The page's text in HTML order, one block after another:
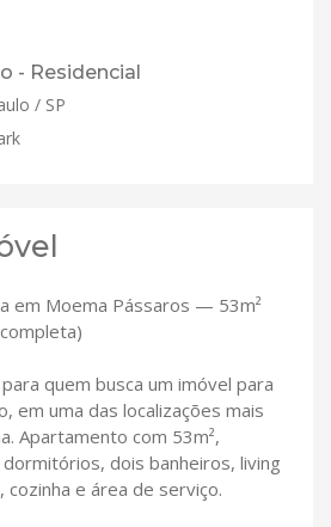
- Residencial
/ SP
em Moema Pássaros — 53m²
quem busca um imóvel para
em uma das localizações mais
Apartamento com 53m²,
dois banheiros, living
e área de serviço.